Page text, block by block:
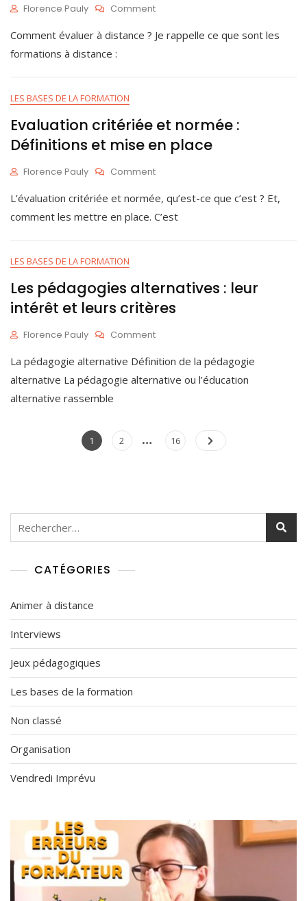
E
P
3
2
0
2
3
Florence Pauly CommentOn
À
Comment évaluer à distance ? Je rappelle ce que sont les
formations à distance :
LES BASES DE LA FORMATION
Evaluation critériée et normée :
Définitions et mise en place
O
Û
9
2
0
2
3
Florence Pauly CommentOn
Critériée
Et
:
En
Place
L’évaluation critériée et normée, qu’est-ce que c’est ? Et,
comment les mettre en place. C’est
LES BASES DE LA FORMATION
Les pédagogies alternatives : leur
intérêt et leurs critères
O
Û
2
Florence Pauly CommentOn
Pédagogies
Alternatives
Leurs
La pédagogie alternative Définition de la pédagogie
alternative La pédagogie alternative ou l’éducation
alternative rassemble
Navigation
Page
1 Page
2 … Page
16
CATÉGORIES
Animer à distance
Interviews
Jeux pédagogiques
Les bases de la formation
Non classé
Organisation
Vendredi Imprévu